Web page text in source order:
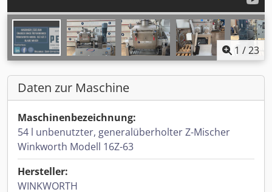
1 /23
Daten zur Maschine
Maschinenbezeichnung:
54 l unbenutzter, generalüberholter Z-Mischer
Winkworth Modell 16Z-63
Hersteller:
WINKWORTH